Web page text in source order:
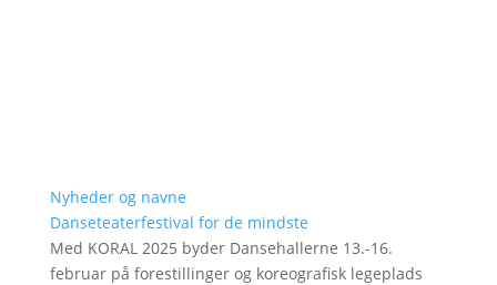
Nyheder og navne
Danseteaterfestival for de mindste
Med KORAL 2025 byder Dansehallerne 13.-16.
februar på forestillinger og koreografisk legeplads